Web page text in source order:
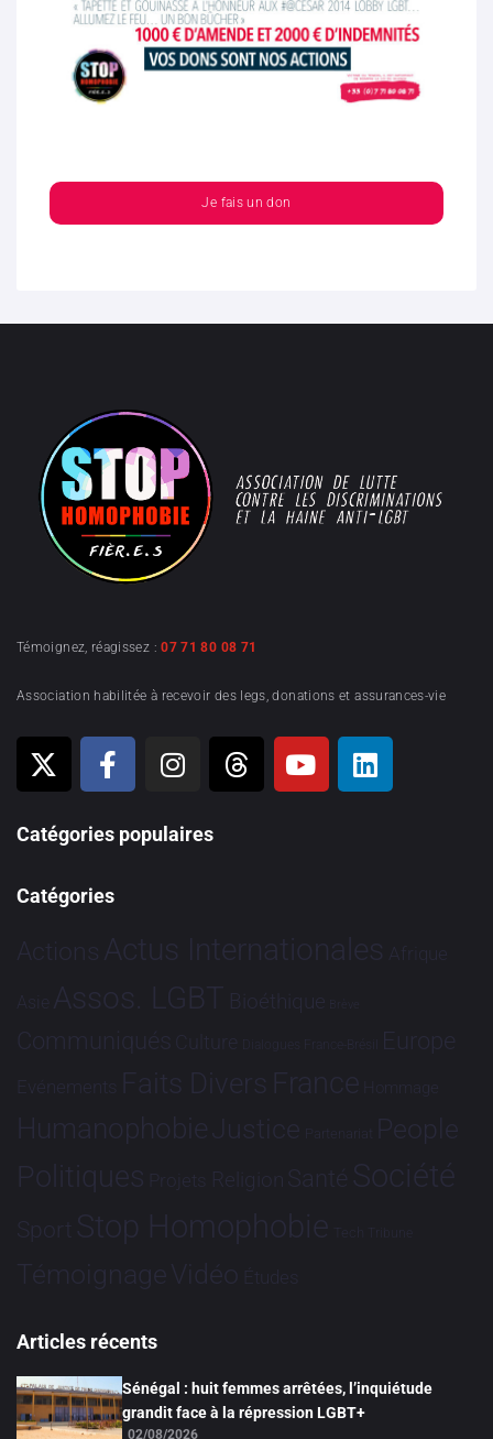
Je fais un don
Témoignez, réagissez :07 71 80 08 71
Association habilitée à recevoir des legs, donations et assurances-vie
Catégories populaires
Catégories
Actions Actus Internationales Afrique
Asie Assos. LGBT Bioéthique Brève
Communiqués Culture Dialogues France-Brésil Europe
Evénements Faits Divers France Hommage
HumanophobieJustice Partenariat People
Politiques Projets Religion Santé Société
Sport Stop Homophobie Tech Tribune
TémoignageVidéo Études
Articles récents
Sénégal : huit femmes arrêtées, l’inquiétude
grandit face à la répression LGBT+
02/08/2026